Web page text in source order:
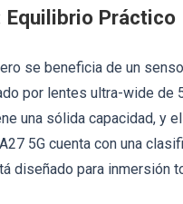
Equilibrio Práctico
se beneficia de un
por lentes ultra-wide de
una sólida capacidad, y
5G cuenta con una
diseñado para inmersión